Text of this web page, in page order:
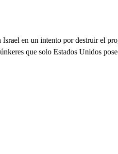
en un intento por destruir el
que solo Estados Unidos